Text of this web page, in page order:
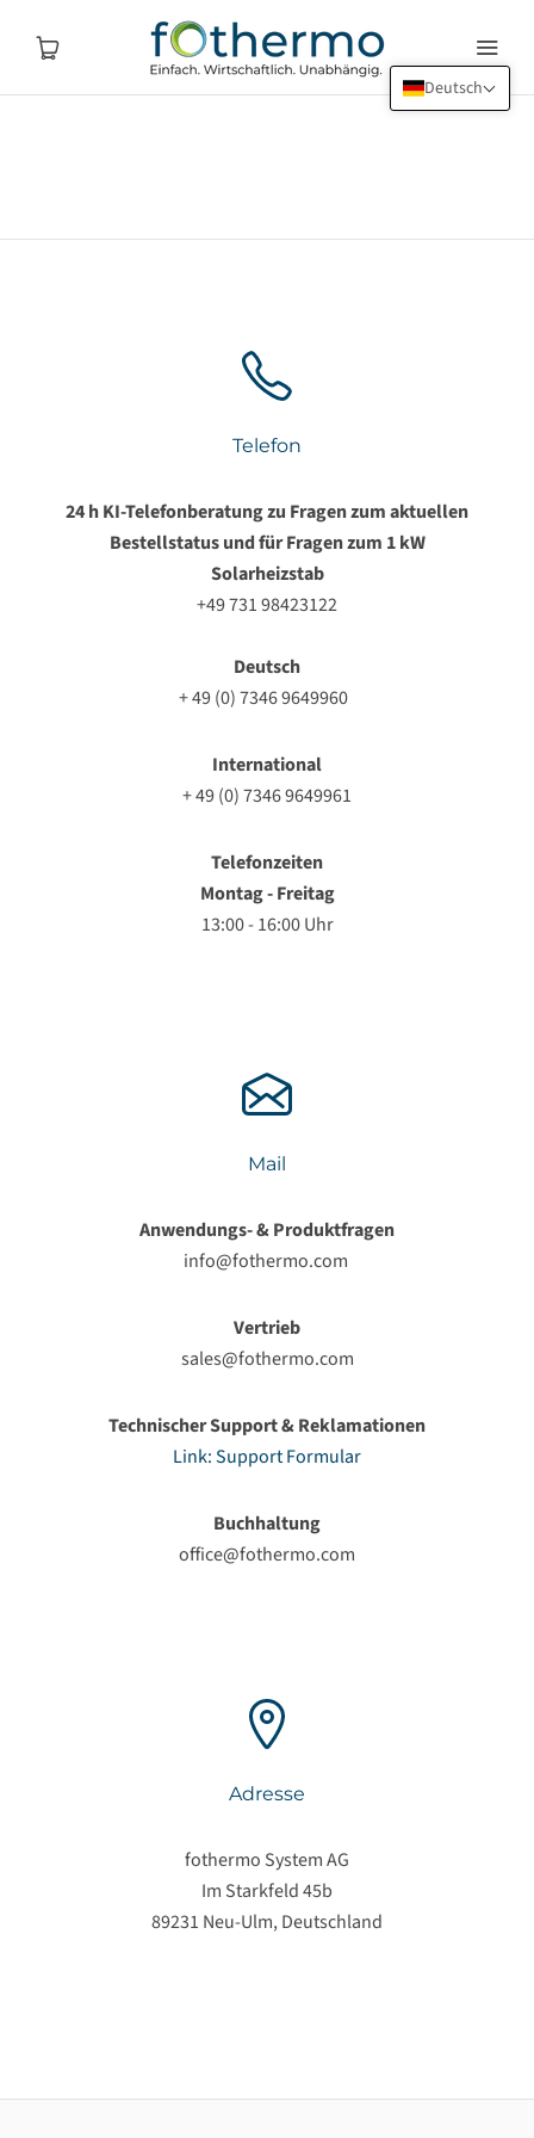
Deutsch
Telefon
24 h KI-Telefonberatung zu Fragen zum aktuellen
Bestellstatus und für Fragen zum 1 kW
Solarheizstab
+49 731 98423122
Deutsch
+ 49 (0) 7346 9649960
International
+ 49 (0) 7346 9649961
Telefonzeiten
Montag - Freitag
13:00 - 16:00 Uhr
Mail
Anwendungs- & Produktfragen
info@fothermo.com
Vertrieb
sales@fothermo.com
Technischer Support & Reklamationen
Link: Support Formular
Buchhaltung
office@fothermo.com
Adresse
fothermo System AG
Im Starkfeld 45b
89231 Neu-Ulm, Deutschland